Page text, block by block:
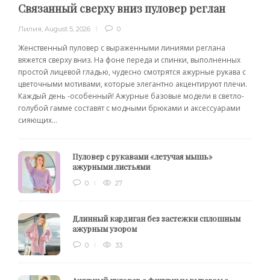
Связанный сверху вниз пуловер реглан
Лилия August 5, 2026 0
Женственный пуловер с выраженными линиями реглана
вяжется сверху вниз. На фоне переда и спинки, выполненных
простой лицевой гладью, чудесно смотрятся ажурные рукава с
цветочными мотивами, которые элегантно акцентируют плечи.
Каждый день -особенный! Ажурные базовые модели в светло-
голубой гамме составят с модными брюками и аксессуарами
сияющих...
Пуловер с рукавами «летучая мышь»
ажурными листьями
0 27
Длинный кардиган без застежки сплошным
ажурным узором
0 33